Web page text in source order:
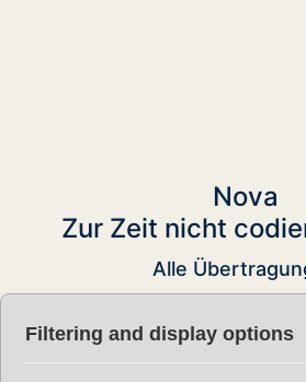
Nova
Zur Zeit nicht
Alle
Filtering and display options